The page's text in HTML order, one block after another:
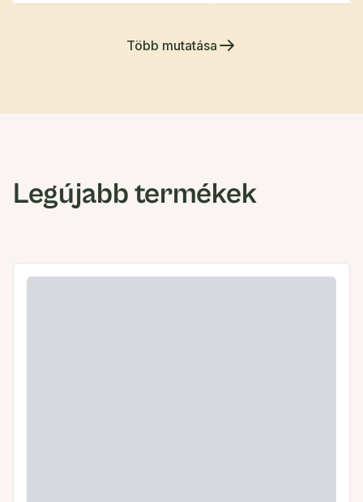
Több mutatása
Legújabb termékek